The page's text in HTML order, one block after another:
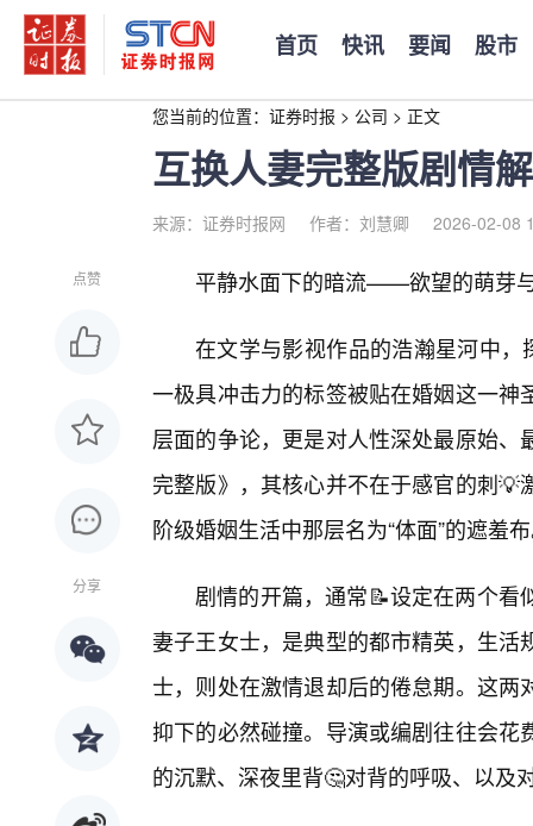
首页 快讯 要闻 股市
您当前的位置： 证券时报 > 公司 > 正文
互换人妻完整版剧情
来源：证券时报网 作者：刘慧卿 2026-02-08
点赞
分享
平静水面下的暗流——欲望的萌芽
在文学与影视作品的浩瀚星河中，
一极具冲击力的标签被贴在婚姻这一
层面的争论，更是对人性深处最原始
完整版》，其核心并不在于感官的刺
阶级婚姻生活中那层名为“体面”的遮羞
剧情的开篇，通常📝设定在两个
妻子王女士，是典型的都市精英，生
士，则处在激情退却后的倦怠期。这
抑下的必然碰撞。导演或编剧往往会
的沉默、深夜里背🤔对背的呼吸、以及